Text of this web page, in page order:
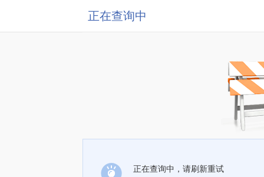
正在查询中
正在查询中，请刷新重试